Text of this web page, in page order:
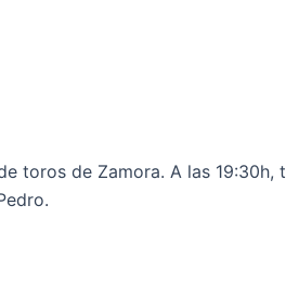
toros de Zamora. A las